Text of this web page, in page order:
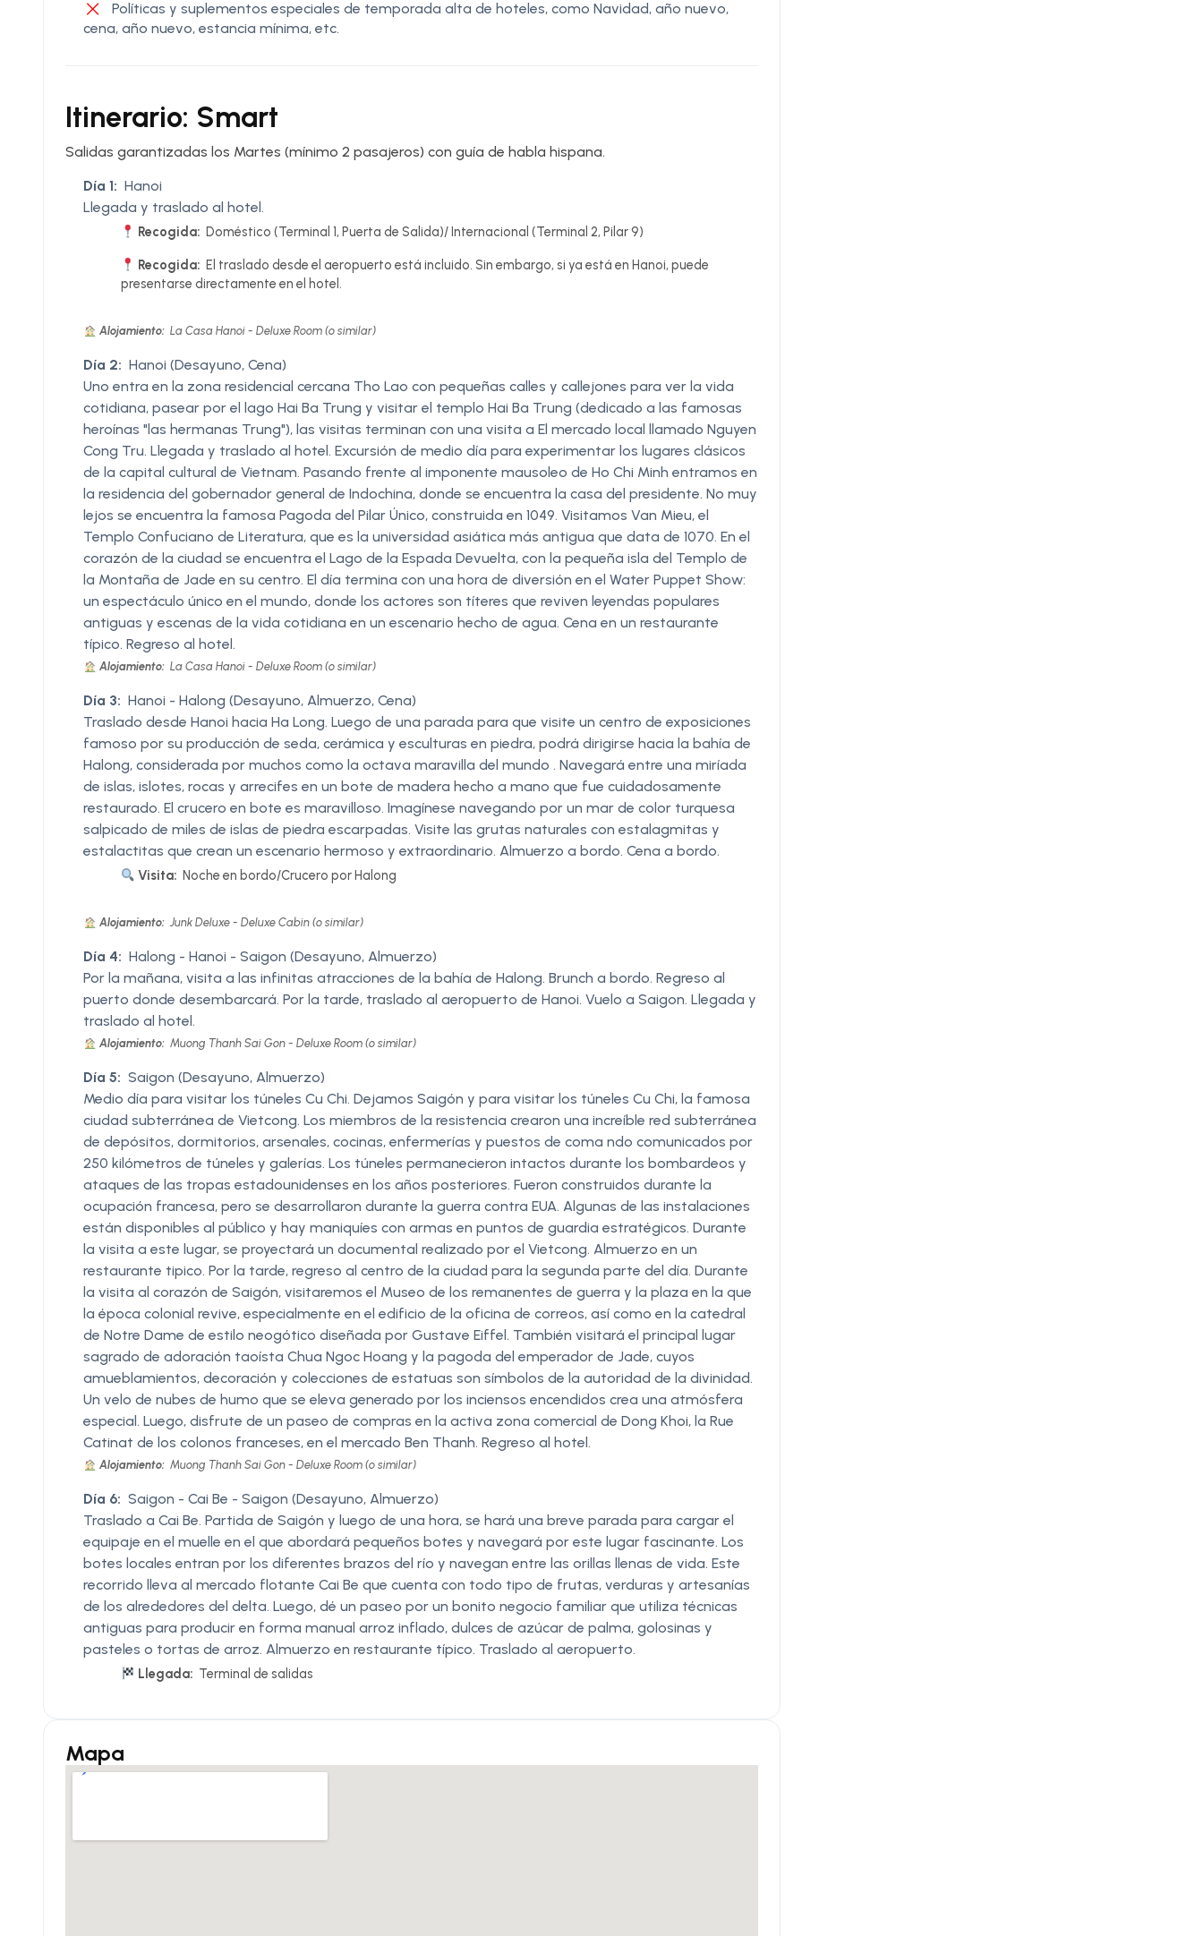
Políticas y suplementos especiales de temporada alta de hoteles, como Navidad, año nuevo,
cena, año nuevo, estancia mínima, etc.
Itinerario: Smart
Salidas garantizadas los Martes (mínimo 2 pasajeros) con guía de habla hispana.
Día 1: Hanoi
Llegada y traslado al hotel.
Recogida: Doméstico (Terminal 1, Puerta de Salida)/ Internacional (Terminal 2, Pilar 9)
Recogida: El traslado desde el aeropuerto está incluido. Sin embargo, si ya está en Hanoi, puede
presentarse directamente en el hotel.
Alojamiento: La Casa Hanoi - Deluxe Room (o similar)
Día 2: Hanoi (Desayuno, Cena)
Uno entra en la zona residencial cercana Tho Lao con pequeñas calles y callejones para ver la vida
cotidiana, pasear por el lago Hai Ba Trung y visitar el templo Hai Ba Trung (dedicado a las famosas
heroínas "las hermanas Trung"), las visitas terminan con una visita a El mercado local llamado Nguyen
Cong Tru. Llegada y traslado al hotel. Excursión de medio día para experimentar los lugares clásicos
de la capital cultural de Vietnam. Pasando frente al imponente mausoleo de Ho Chi Minh entramos en
la residencia del gobernador general de Indochina, donde se encuentra la casa del presidente. No muy
lejos se encuentra la famosa Pagoda del Pilar Único, construida en 1049. Visitamos Van Mieu, el
Templo Confuciano de Literatura, que es la universidad asiática más antigua que data de 1070. En el
corazón de la ciudad se encuentra el Lago de la Espada Devuelta, con la pequeña isla del Templo de
la Montaña de Jade en su centro. El día termina con una hora de diversión en el Water Puppet Show:
un espectáculo único en el mundo, donde los actores son títeres que reviven leyendas populares
antiguas y escenas de la vida cotidiana en un escenario hecho de agua. Cena en un restaurante
típico. Regreso al hotel.
Alojamiento: La Casa Hanoi - Deluxe Room (o similar)
Día 3: Hanoi - Halong (Desayuno, Almuerzo, Cena)
Traslado desde Hanoi hacia Ha Long. Luego de una parada para que visite un centro de exposiciones
famoso por su producción de seda, cerámica y esculturas en piedra, podrá dirigirse hacia la bahía de
Halong, considerada por muchos como la octava maravilla del mundo . Navegará entre una miríada
de islas, islotes, rocas y arrecifes en un bote de madera hecho a mano que fue cuidadosamente
restaurado. El crucero en bote es maravilloso. Imagínese navegando por un mar de color turquesa
salpicado de miles de islas de piedra escarpadas. Visite las grutas naturales con estalagmitas y
estalactitas que crean un escenario hermoso y extraordinario. Almuerzo a bordo. Cena a bordo.
Visita: Noche en bordo/Crucero por Halong
Alojamiento: Junk Deluxe - Deluxe Cabin (o similar)
Día 4: Halong - Hanoi - Saigon (Desayuno, Almuerzo)
Por la mañana, visita a las infinitas atracciones de la bahía de Halong. Brunch a bordo. Regreso al
puerto donde desembarcará. Por la tarde, traslado al aeropuerto de Hanoi. Vuelo a Saigon. Llegada y
traslado al hotel.
Alojamiento: Muong Thanh Sai Gon - Deluxe Room (o similar)
Día 5: Saigon (Desayuno, Almuerzo)
Medio día para visitar los túneles Cu Chi. Dejamos Saigón y para visitar los túneles Cu Chi, la famosa
ciudad subterránea de Vietcong. Los miembros de la resistencia crearon una increíble red subterránea
de depósitos, dormitorios, arsenales, cocinas, enfermerías y puestos de coma ndo comunicados por
250 kilómetros de túneles y galerías. Los túneles permanecieron intactos durante los bombardeos y
ataques de las tropas estadounidenses en los años posteriores. Fueron construidos durante la
ocupación francesa, pero se desarrollaron durante la guerra contra EUA. Algunas de las instalaciones
están disponibles al público y hay maniquíes con armas en puntos de guardia estratégicos. Durante
la visita a este lugar, se proyectará un documental realizado por el Vietcong. Almuerzo en un
restaurante tipico. Por la tarde, regreso al centro de la ciudad para la segunda parte del día. Durante
la visita al corazón de Saigón, visitaremos el Museo de los remanentes de guerra y la plaza en la que
la época colonial revive, especialmente en el edificio de la oficina de correos, así como en la catedral
de Notre Dame de estilo neogótico diseñada por Gustave Eiffel. También visitará el principal lugar
sagrado de adoración taoísta Chua Ngoc Hoang y la pagoda del emperador de Jade, cuyos
amueblamientos, decoración y colecciones de estatuas son símbolos de la autoridad de la divinidad.
Un velo de nubes de humo que se eleva generado por los inciensos encendidos crea una atmósfera
especial. Luego, disfrute de un paseo de compras en la activa zona comercial de Dong Khoi, la Rue
Catinat de los colonos franceses, en el mercado Ben Thanh. Regreso al hotel.
Alojamiento: Muong Thanh Sai Gon - Deluxe Room (o similar)
Día 6: Saigon - Cai Be - Saigon (Desayuno, Almuerzo)
Traslado a Cai Be. Partida de Saigón y luego de una hora, se hará una breve parada para cargar el
equipaje en el muelle en el que abordará pequeños botes y navegará por este lugar fascinante. Los
botes locales entran por los diferentes brazos del río y navegan entre las orillas llenas de vida. Este
recorrido lleva al mercado flotante Cai Be que cuenta con todo tipo de frutas, verduras y artesanías
de los alrededores del delta. Luego, dé un paseo por un bonito negocio familiar que utiliza técnicas
antiguas para producir en forma manual arroz inflado, dulces de azúcar de palma, golosinas y
pasteles o tortas de arroz. Almuerzo en restaurante típico. Traslado al aeropuerto.
Llegada: Terminal de salidas
Mapa